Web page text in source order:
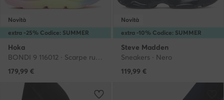
extra -25% Codice: SUMMER
Novità
Hoka
BONDI 9 116012 · Scarpe running
179,99 €
extra -10% Codice: SUMMER
Novità
Steve Madden
Sneakers · Nero
119,99 €